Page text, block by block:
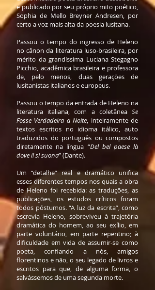
e publicado por seu próprio mito poético,
Sophia de Mello Breyner Andresen, por
certo a voz mais alta da poesia lusitana.
Passou o tempo do ingresso de Heleno
no cânon da literatura luso-brasileira, por
mérito da grandíssima Luciana Stegagno
Picchio, acadêmica brasileira e professora
de, pelo menos, duas gerações de
lusitanistas italianos e europeus.
Passou o tempo da entrada de Heleno na
literatura italiana, com a coletânea Se
Fosse Verdadeira a Noite, inteiramente de
textos escritos no idioma itálico, auto
traduzidos do português ou compostos
diretamente na língua “Del bel paese là
dove il sì suona” (Dante).
Um “detalhe” real e dramático unifica
esses diferentes tempos nos quais a obra
de Heleno foi recebida: as traduções, as
publicações, os estudos críticos foram
todos póstumos. “A luz da escrita”, como
escrevia Heleno, sobreviveu à trajetória
dramática do homem, ao seu exílio, em
parte voluntário, em parte repentino; à
dificuldade em vida de assumir-se como
poeta, confiando a nós, amigos
florentinos e não, o seu legado de livros e
escritos para que, de alguma forma, o
salvássemos de uma segunda morte.